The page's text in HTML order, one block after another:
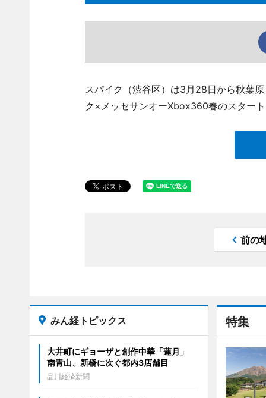
スパイク（渋谷区）は3月28日から秋葉
ク×メッセサンオーXbox360春のスター
前の
特集
みん経トピックス
大井町にギョーザと創作中華「蓮月」
南青山、新橋に次ぐ都内3店舗目
品川経済新聞